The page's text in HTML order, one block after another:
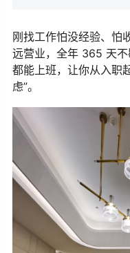
刚找工作怕没经验、怕
远营业，全年 365 天
都能上班，让你从入职
虑”。